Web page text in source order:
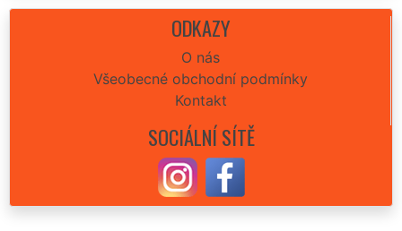
mého bytu v Poleradech. Velmi ochotné slečny, výborná komunikace,
odvedená práce i cena. Určitě každému doporučuji.
bytu v Poleradech. Děkuji mockrát. Doporučuji.👍😀
Včera, po vystěhování našich dvou bytů v Poleradech nám tato
společnost EXTRA SLUŽBY poskytla svoje úklidové služby při úklidu
obou bytů. Naprostá spokojenost, moc moc děkujeme. Jste výborně
sehraní se svými kolegy stěhováky. Stoprocentně doporučuji za
ODKAZY
O nás
Všeobecné obchodní podmínky
Kontakt
SOCIÁLNÍ SÍTĚ